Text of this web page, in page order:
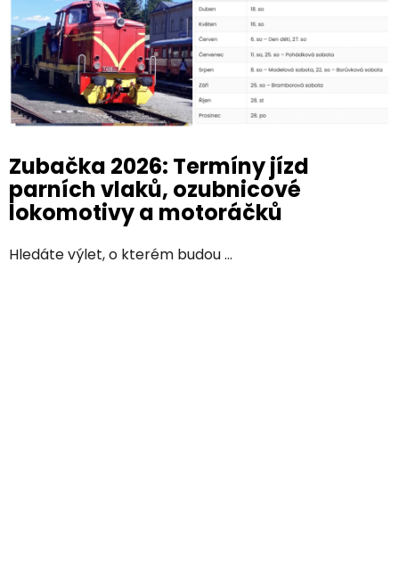
Zubačka 2026: Termíny jízd
parních vlaků, ozubnicové
lokomotivy a motoráčků
Hledáte výlet, o kterém budou ...